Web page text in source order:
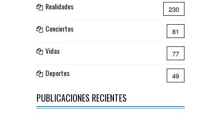
Realidades 230
Conciertos 81
Vidas 77
Deportes 49
PUBLICACIONES RECIENTES